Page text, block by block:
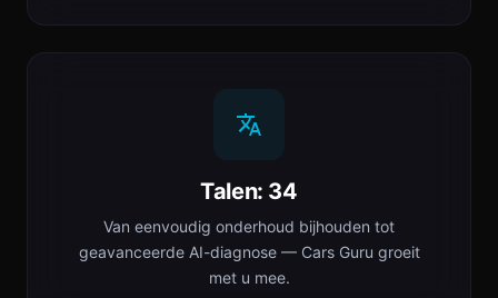
Talen: 34
Van eenvoudig onderhoud bijhouden tot
geavanceerde AI-diagnose — Cars Guru groeit
met u mee.